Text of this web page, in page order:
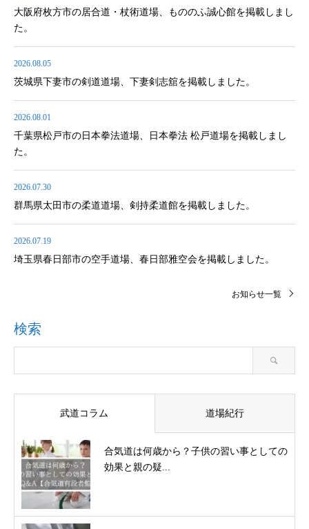
大阪府枚方市の居合道・杖術道場、もののふ誠心館を掲載しまし
た。
2026.08.05
茨城県下妻市の剣道道場、下妻剣志舘を掲載しました。
2026.08.01
千葉県松戸市の日本拳法道場、日本拳法 松戸道場を掲載しまし
た。
2026.07.30
群馬県太田市の柔道道場、剣持柔道館を掲載しました。
2026.07.19
埼玉県春日部市の空手道場、春日部雅空会を掲載しました。
お知らせ一覧
検索
武道コラム 道場紀行
合気道は何歳から？子供の習い事としての
効果と親の疑...